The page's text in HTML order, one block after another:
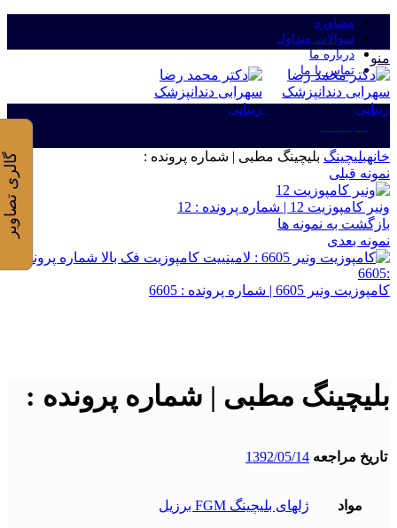
مشاوره
سوالات متداول
درباره ما
تماس با ما
منو
خانهبلیچینگ بلیچینگ مطبی | شماره پرونده :
نمونه قبلی
ونیر کامپوزیت 12 | شماره پرونده : 12
بازگشت به نمونه ها
نمونه بعدی
کامپوزیت ونیر 6605 | شماره پرونده : 6605
بلیچینگ مطبی | شماره پرونده :
تاریخ مراجعه 1392/05/14
مواد ژلهای بلیچینگ FGM برزیل
گالری تصاویر